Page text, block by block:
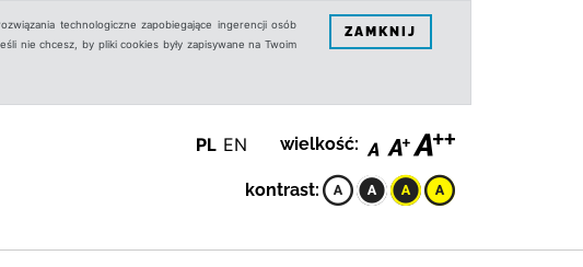
technologiczne zapobiegające ingerencji osób
nie chcesz, by pliki cookies były zapisywane na Twoim
ZAMKNIJ
PL EN wielkość:
kontrast: